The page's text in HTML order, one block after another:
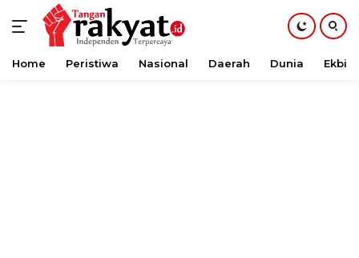
Langsung
Home Peristiwa Nasional Daerah Dunia Ekbis